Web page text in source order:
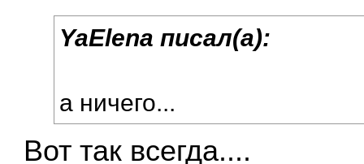
YaElena писал(а):
а ничего...
Вот так всегда....